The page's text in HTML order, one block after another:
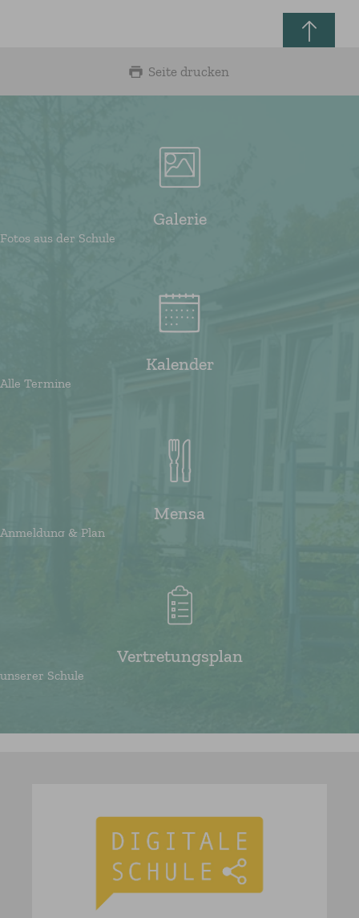
Seite drucken
Galerie
Fotos aus der Schule
Kalender
Alle Termine
Mensa
Anmeldung & Plan
Vertretungsplan
unserer Schule